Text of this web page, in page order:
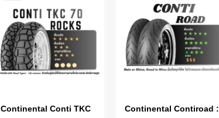
Continental Conti TKC
Continental Contiroad :